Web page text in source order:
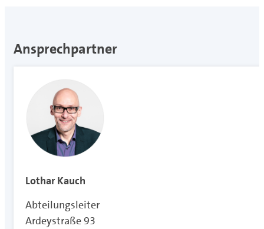
Ansprechpartner
Lothar Kauch
Abteilungsleiter
Ardeystraße 93